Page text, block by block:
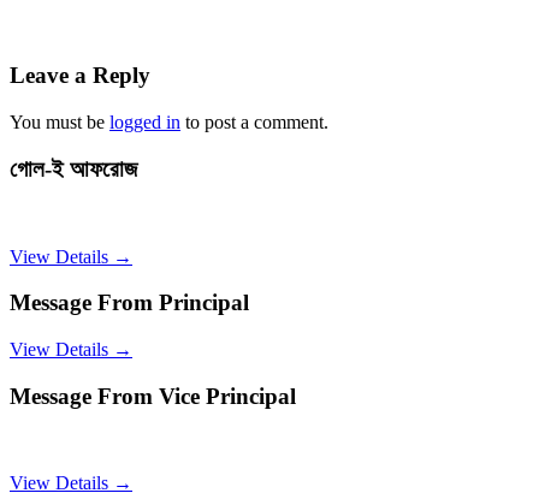
Leave a Reply
You must be logged in to post a comment.
গোল-ই আফরোজ
View Details →
Message From Principal
View Details →
Message From Vice Principal
View Details →